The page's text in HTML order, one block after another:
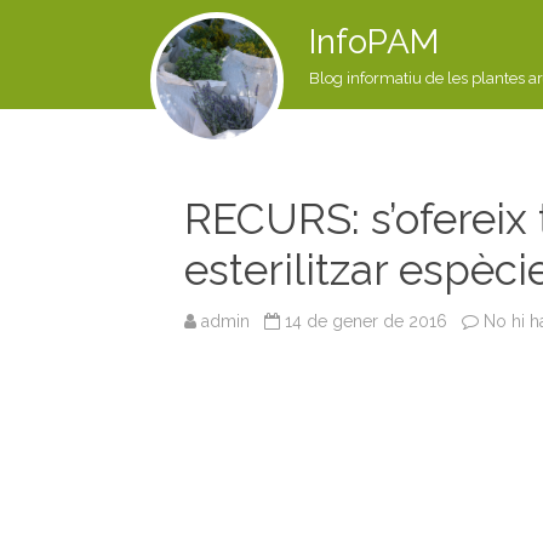
InfoPAM
Blog informatiu de les plantes
RECURS:
esterilitzar
admin 14 de gener de 2016 No hi